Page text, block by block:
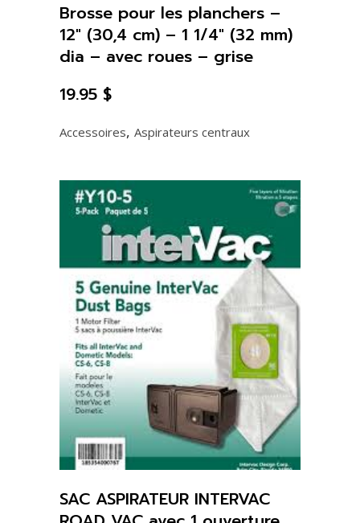
Accessoires, Aspirateurs centraux
Brosse pour les planchers –
12″ (30,4 cm) – 1 1/4″ (32 mm)
dia – avec roues – grise
19.95 $
SAC ASPIRATEUR INTERVAC